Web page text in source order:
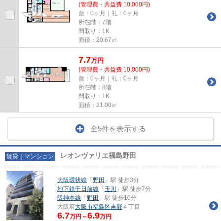
(管理費・共益費 10,000円)
敷：0ヶ月｜礼：0ヶ月
所在階：7階
間取り：1K
面積：20.67㎡
7.7万円
(管理費・共益費 10,000円)
敷：0ヶ月｜礼：0ヶ月
所在階：8階
間取り：1K
面積：21.00㎡
全5件を表示する
賃貸｜マンション レオンヴァリエ福島野田
大阪環状線 「 野田 」駅 徒歩3分
地下鉄千日前線 「 玉川
」駅 徒歩7分
阪神本線 「 野田 」駅 徒歩10分
大阪府大阪市福島区吉野 ４丁目
6.7万円～6.9万円